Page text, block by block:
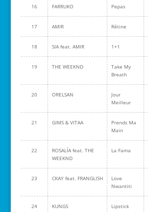
16 FARRUKO Pepas
17 AMIR Rétine
18 SIA feat. AMIR 1+1
19 THE WEEKND
Take My
Breath
20 ORELSAN
Jour
Meilleur
21 GIMS & VITAA
Prends Ma
Main
22
ROSALÍA feat. THE
WEEKND
La Fama
23 CKAY feat. FRANGLISH
Love
Nwantiti
24 KUNGS Lipstick